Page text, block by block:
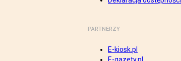
PARTNERZY
E-kiosk.pl